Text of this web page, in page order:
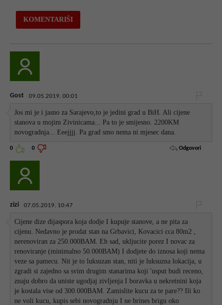
Gost 09.05.2019. 00:01
Jos mi je i jasno za Sarajevo,to je jedini grad u BiH. Ali cijene
stanova u mojim Zivinicama... Pa to je smijesno. 2200KM
novogradnja... Eeejjjj. Pa grad smo nema ni mjesec dana.
0 0 Odgovori
zizi 07.05.2019. 10:47
Cijene dize dijaspora koja dodje I kupuje stanove, a ne pita za
cijenu. Nedavno je prodat stan na Grbavici, Kovacici cca 80m2 ,
nerenoviran za 250.000BAM. Eh sad, ukljucite porez I novac za
renoviranje (minimalno 50.000BAM) I dodjete do iznosa koji nema
veze sa pamecu. Nit je to luksuzan stan, niti je luksuzna lokacija, u
zgradi si zajedno sa svim drugim stanarima koji 'usput budi receno,
znaju dobro da uniste ugodjaj zivljenja I boravka u nekretnini koja
je kostala vise od 300.000BAM. Zamislite kucu za te pare?? Ili ko
ne voli kucu, kupis sebi novogradnju I ne brines brigu oko